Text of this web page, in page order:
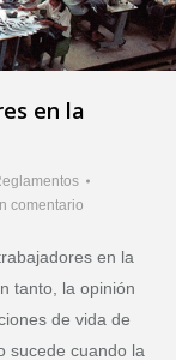
en la
comentario
en la
tanto, la opinión
de vida de
sucede cuando la